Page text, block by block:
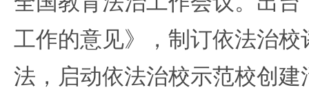
工作的意见》，制订依法治
法，启动依法治校示范校创